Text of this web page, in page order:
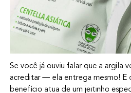
Se você já ouviu falar que a argila
acreditar — ela entrega mesmo! E
benefício atua de um jeitinho